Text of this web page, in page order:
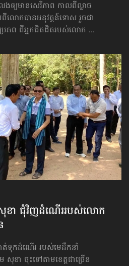
ែងឲ្យមានសេរីភាព កាលពីល្ងាច
លោកបាន​អនុវត្តន៍​ទោស រួចជា
រភព ពីអ្នកជិតដិតរបស់លោក ...
ខា ជុំវិញ​ដំណើរ​របស់​លោក
ត់ទុកដំណើរ របស់មេដឹកនាំ​
ខា ចុះទៅតាម​​ខេត្ត​​ជាច្រើន